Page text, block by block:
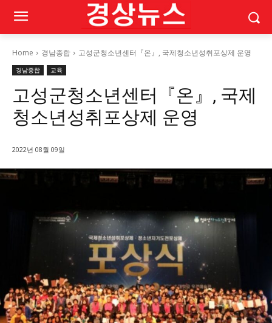
Home 경남종합 고성군청소년센터『온』, 국제청소년성취포상제 운영
경남종합 교육
고성군청소년센터『온』, 국제
청소년성취포상제 운영
2022년 08월 09일